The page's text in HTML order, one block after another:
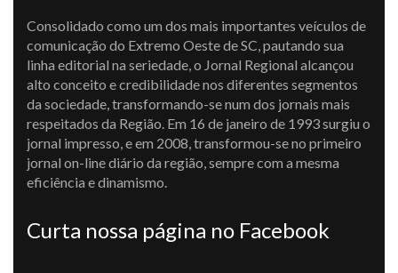
Consolidado como um dos mais importantes veículos de
comunicação do Extremo Oeste de SC, pautando sua
linha editorial na seriedade, o Jornal Regional alcançou
alto conceito e credibilidade nos diferentes segmentos
da sociedade, transformando-se num dos jornais mais
respeitados da Região. Em 16 de janeiro de 1993 surgiu o
jornal impresso, e em 2008, transformou-se no primeiro
jornal on-line diário da região, sempre com a mesma
eficiência e dinamismo.
Curta nossa página no Facebook